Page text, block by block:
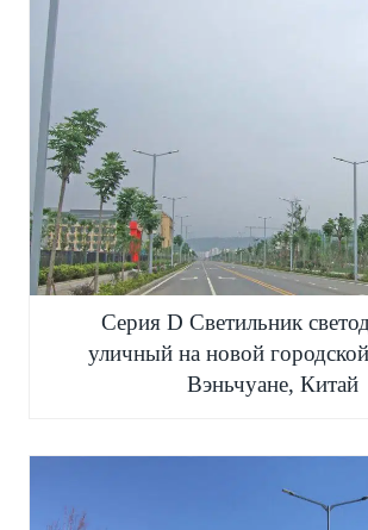
Серия D Светильник
уличный на новой
Вэньчуане, Китай